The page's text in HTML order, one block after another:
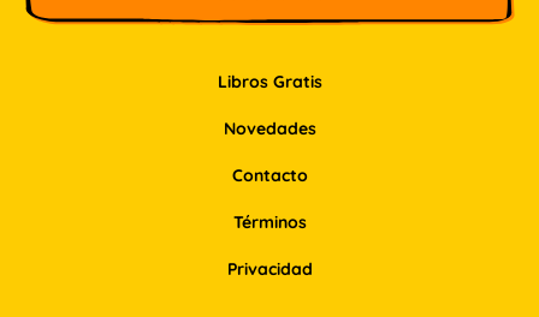
Libros Gratis
Novedades
Contacto
Términos
Privacidad